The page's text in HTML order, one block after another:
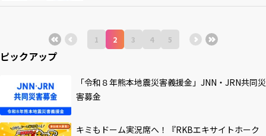
1 2 3 4 5
ピックアップ
「令和８年熊本地震災害義援金」JNN・JRN共同災
害募金
キミもドーム実況席へ！『RKBエキサイトホーク